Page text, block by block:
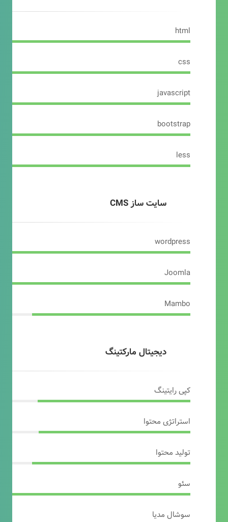
html
css
javascript
bootstrap
less
سایت ساز CMS
wordpress
Joomla
Mambo
دیجیتال مارکتینگ
کپی رایتینگ
استراتژی محتوا
تولید محتوا
سئو
سوشال مدیا